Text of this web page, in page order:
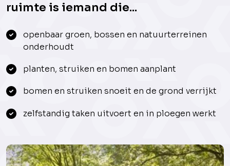
ruimte is iemand die...
openbaar groen, bossen en natuurterreinen
onderhoudt
planten, struiken en bomen aanplant
bomen en struiken snoeit en de grond verrijkt
zelfstandig taken uitvoert en in ploegen werkt